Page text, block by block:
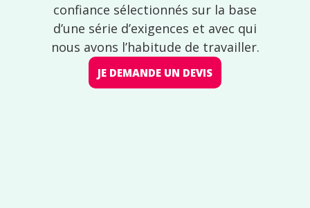
confiance sélectionnés sur la base
d’une série d’exigences et avec qui
nous avons l’habitude de travailler.
JE DEMANDE UN DEVIS